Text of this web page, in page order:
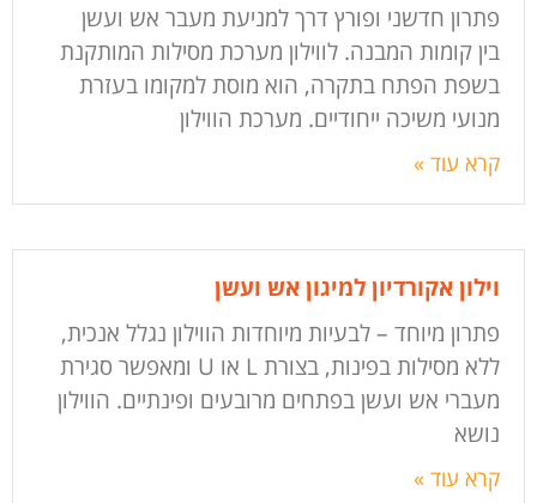
פתרון חדשני ופורץ דרך למניעת מעבר אש ועשן
בין קומות המבנה. לווילון מערכת מסילות המותקנת
בשפת הפתח בתקרה, הוא מוסת למקומו בעזרת
מנועי משיכה ייחודיים. מערכת הווילון
קרא עוד »
וילון אקורדיון למיגון אש ועשן
פתרון מיוחד – לבעיות מיוחדות הווילון נגלל אנכית,
ללא מסילות בפינות, בצורת L או U ומאפשר סגירת
מעברי אש ועשן בפתחים מרובעים ופינתיים. הווילון
נושא
קרא עוד »